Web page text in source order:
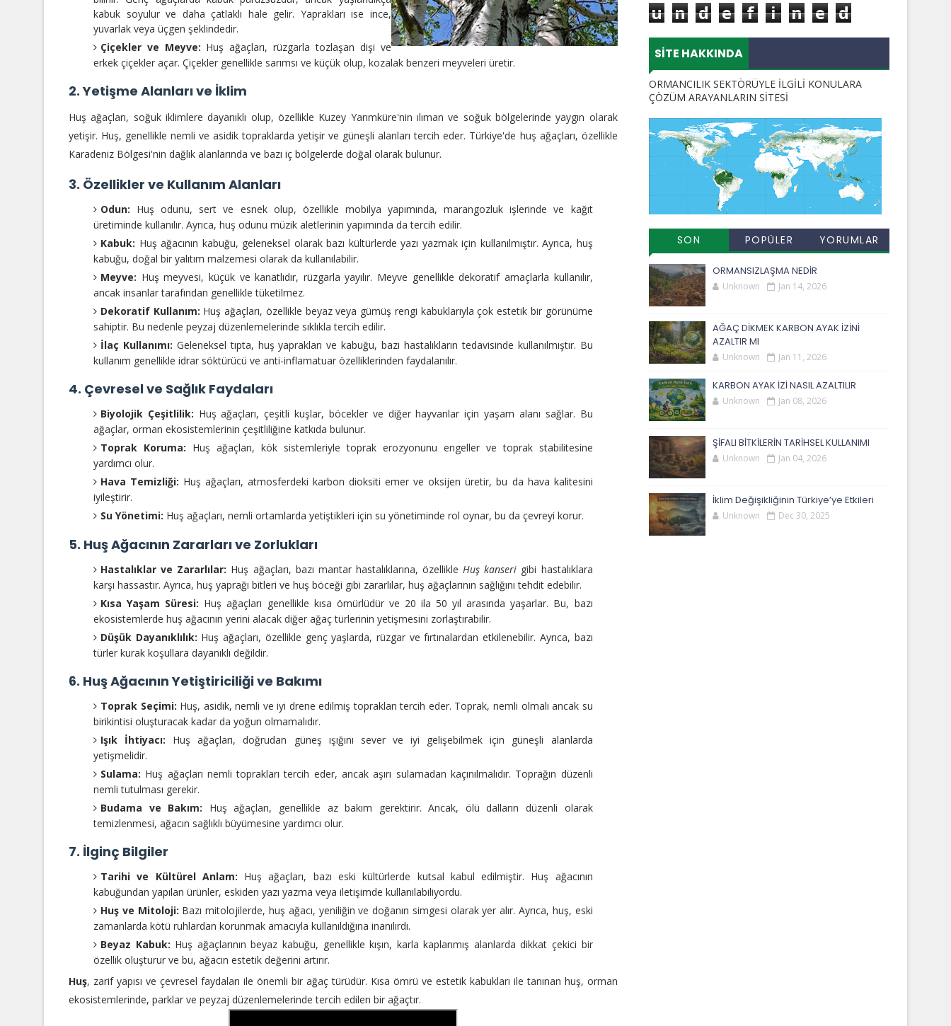
kabuk soyulur ve daha çatlaklı hale gelir. Yaprakları ise ince,
yuvarlak veya üçgen şeklindedir.
Çiçekler ve Meyve: Huş ağaçları, rüzgarla tozlaşan dişi ve
erkek çiçekler açar. Çiçekler genellikle sarımsı ve küçük olup, kozalak benzeri meyveleri üretir.
2. Yetişme Alanları ve İklim
Huş ağaçları, soğuk iklimlere dayanıklı olup, özellikle Kuzey Yarımküre'nin ılıman ve soğuk bölgelerinde yaygın olarak
yetişir. Huş, genellikle nemli ve asidik topraklarda yetişir ve güneşli alanları tercih eder. Türkiye'de huş ağaçları, özellikle
Karadeniz Bölgesi'nin dağlık alanlarında ve bazı iç bölgelerde doğal olarak bulunur.
3. Özellikler ve Kullanım Alanları
Odun: Huş odunu, sert ve esnek olup, özellikle mobilya yapımında, marangozluk işlerinde ve kağıt
üretiminde kullanılır. Ayrıca, huş odunu müzik aletlerinin yapımında da tercih edilir.
Kabuk: Huş ağacının kabuğu, geleneksel olarak bazı kültürlerde yazı yazmak için kullanılmıştır. Ayrıca, huş
kabuğu, doğal bir yalıtım malzemesi olarak da kullanılabilir.
Meyve: Huş meyvesi, küçük ve kanatlıdır, rüzgarla yayılır. Meyve genellikle dekoratif amaçlarla kullanılır,
ancak insanlar tarafından genellikle tüketilmez.
Dekoratif Kullanım: Huş ağaçları, özellikle beyaz veya gümüş rengi kabuklarıyla çok estetik bir görünüme
sahiptir. Bu nedenle peyzaj düzenlemelerinde sıklıkla tercih edilir.
İlaç Kullanımı: Geleneksel tıpta, huş yaprakları ve kabuğu, bazı hastalıkların tedavisinde kullanılmıştır. Bu
kullanım genellikle idrar söktürücü ve anti-inflamatuar özelliklerinden faydalanılır.
4. Çevresel ve Sağlık Faydaları
Biyolojik Çeşitlilik: Huş ağaçları, çeşitli kuşlar, böcekler ve diğer hayvanlar için yaşam alanı sağlar. Bu
ağaçlar, orman ekosistemlerinin çeşitliliğine katkıda bulunur.
Toprak Koruma: Huş ağaçları, kök sistemleriyle toprak erozyonunu engeller ve toprak stabilitesine
yardımcı olur.
Hava Temizliği: Huş ağaçları, atmosferdeki karbon dioksiti emer ve oksijen üretir, bu da hava kalitesini
iyileştirir.
Su Yönetimi: Huş ağaçları, nemli ortamlarda yetiştikleri için su yönetiminde rol oynar, bu da çevreyi korur.
5. Huş Ağacının Zararları ve Zorlukları
Hastalıklar ve Zararlılar: Huş ağaçları, bazı mantar hastalıklarına, özellikleHuş kanseri gibi hastalıklara
karşı hassastır. Ayrıca, huş yaprağı bitleri ve huş böceği gibi zararlılar, huş ağaçlarının sağlığını tehdit edebilir.
Kısa Yaşam Süresi: Huş ağaçları genellikle kısa ömürlüdür ve 20 ila 50 yıl arasında yaşarlar. Bu, bazı
ekosistemlerde huş ağacının yerini alacak diğer ağaç türlerinin yetişmesini zorlaştırabilir.
Düşük Dayanıklılık: Huş ağaçları, özellikle genç yaşlarda, rüzgar ve fırtınalardan etkilenebilir. Ayrıca, bazı
türler kurak koşullara dayanıklı değildir.
6. Huş Ağacının Yetiştiriciliği ve Bakımı
Toprak Seçimi: Huş, asidik, nemli ve iyi drene edilmiş toprakları tercih eder. Toprak, nemli olmalı ancak su
birikintisi oluşturacak kadar da yoğun olmamalıdır.
Işık İhtiyacı: Huş ağaçları, doğrudan güneş ışığını sever ve iyi gelişebilmek için güneşli alanlarda
yetişmelidir.
Sulama: Huş ağaçları nemli toprakları tercih eder, ancak aşırı sulamadan kaçınılmalıdır. Toprağın düzenli
nemli tutulması gerekir.
Budama ve Bakım: Huş ağaçları, genellikle az bakım gerektirir. Ancak, ölü dalların düzenli olarak
temizlenmesi, ağacın sağlıklı büyümesine yardımcı olur.
7. İlginç Bilgiler
Tarihi ve Kültürel Anlam: Huş ağaçları, bazı eski kültürlerde kutsal kabul edilmiştir. Huş ağacının
kabuğundan yapılan ürünler, eskiden yazı yazma veya iletişimde kullanılabiliyordu.
Huş ve Mitoloji: Bazı mitolojilerde, huş ağacı, yeniliğin ve doğanın simgesi olarak yer alır. Ayrıca, huş, eski
zamanlarda kötü ruhlardan korunmak amacıyla kullanıldığına inanılırdı.
Beyaz Kabuk: Huş ağaçlarının beyaz kabuğu, genellikle kışın, karla kaplanmış alanlarda dikkat çekici bir
özellik oluşturur ve bu, ağacın estetik değerini artırır.
Huş, zarif yapısı ve çevresel faydaları ile önemli bir ağaç türüdür. Kısa ömrü ve estetik kabukları ile tanınan huş, orman
ekosistemlerinde, parklar ve peyzaj düzenlemelerinde tercih edilen bir ağaçtır.
u n d e f i n e d
SITE HAKKINDA
ORMANCILIK SEKTÖRÜYLE İLGİLİ KONULARA
ÇÖZÜM ARAYANLARIN SİTESİ
SON
EKLENENLER
POPÜLER
YORUMLAR
ORMANSIZLAŞMA NEDİR
Unknown Jan 14, 2026
AĞAÇ DİKMEK KARBON AYAK İZİNİ
AZALTIR MI
Unknown Jan 11, 2026
KARBON AYAK İZİ NASIL AZALTILIR
Unknown Jan 08, 2026
ŞİFALI BİTKİLERİN TARİHSEL KULLANIMI
Unknown Jan 04, 2026
İklim Değişikliğinin Türkiye’ye Etkileri
Unknown Dec 30, 2025